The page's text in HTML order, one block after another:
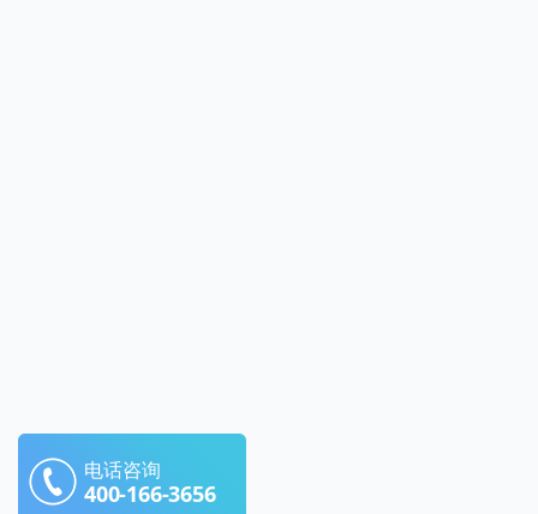
电话咨询
400-166-3656